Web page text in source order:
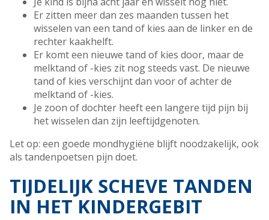
Er zitten meer dan zes maanden tussen het
wisselen van een tand of kies aan de linker en de
rechter kaakhelft.
Er komt een nieuwe tand of kies door, maar de
melktand of -kies zit nog steeds vast. De nieuwe
tand of kies verschijnt dan voor of achter de
melktand of -kies.
Je zoon of dochter heeft een langere tijd pijn bij
het wisselen dan zijn leeftijdgenoten.
Let op: een goede mondhygiëne blijft noodzakelijk, ook
als tandenpoetsen pijn doet.
TIJDELIJK SCHEVE TANDEN
IN HET KINDERGEBIT